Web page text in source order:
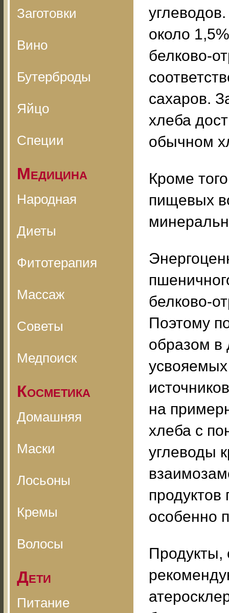
Заготовки
Вино
Бутерброды
Яйцо
Специи
Медицина
Народная
Диеты
Фитотерапия
Массаж
Советы
Медпоиск
Косметика
Домашняя
Маски
Лосьоны
Кремы
Волосы
Дети
Питание
около
белково-
сахаров.
хлеба
обычном
Кроме
пищевых
белково-
Поэтому
образом в
на
хлеба с
углеводы
особенно